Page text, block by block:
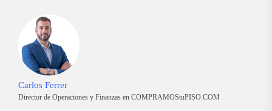
Carlos Ferrer
Director de Operaciones y Finanzas en COMPRAMOStuPISO.COM